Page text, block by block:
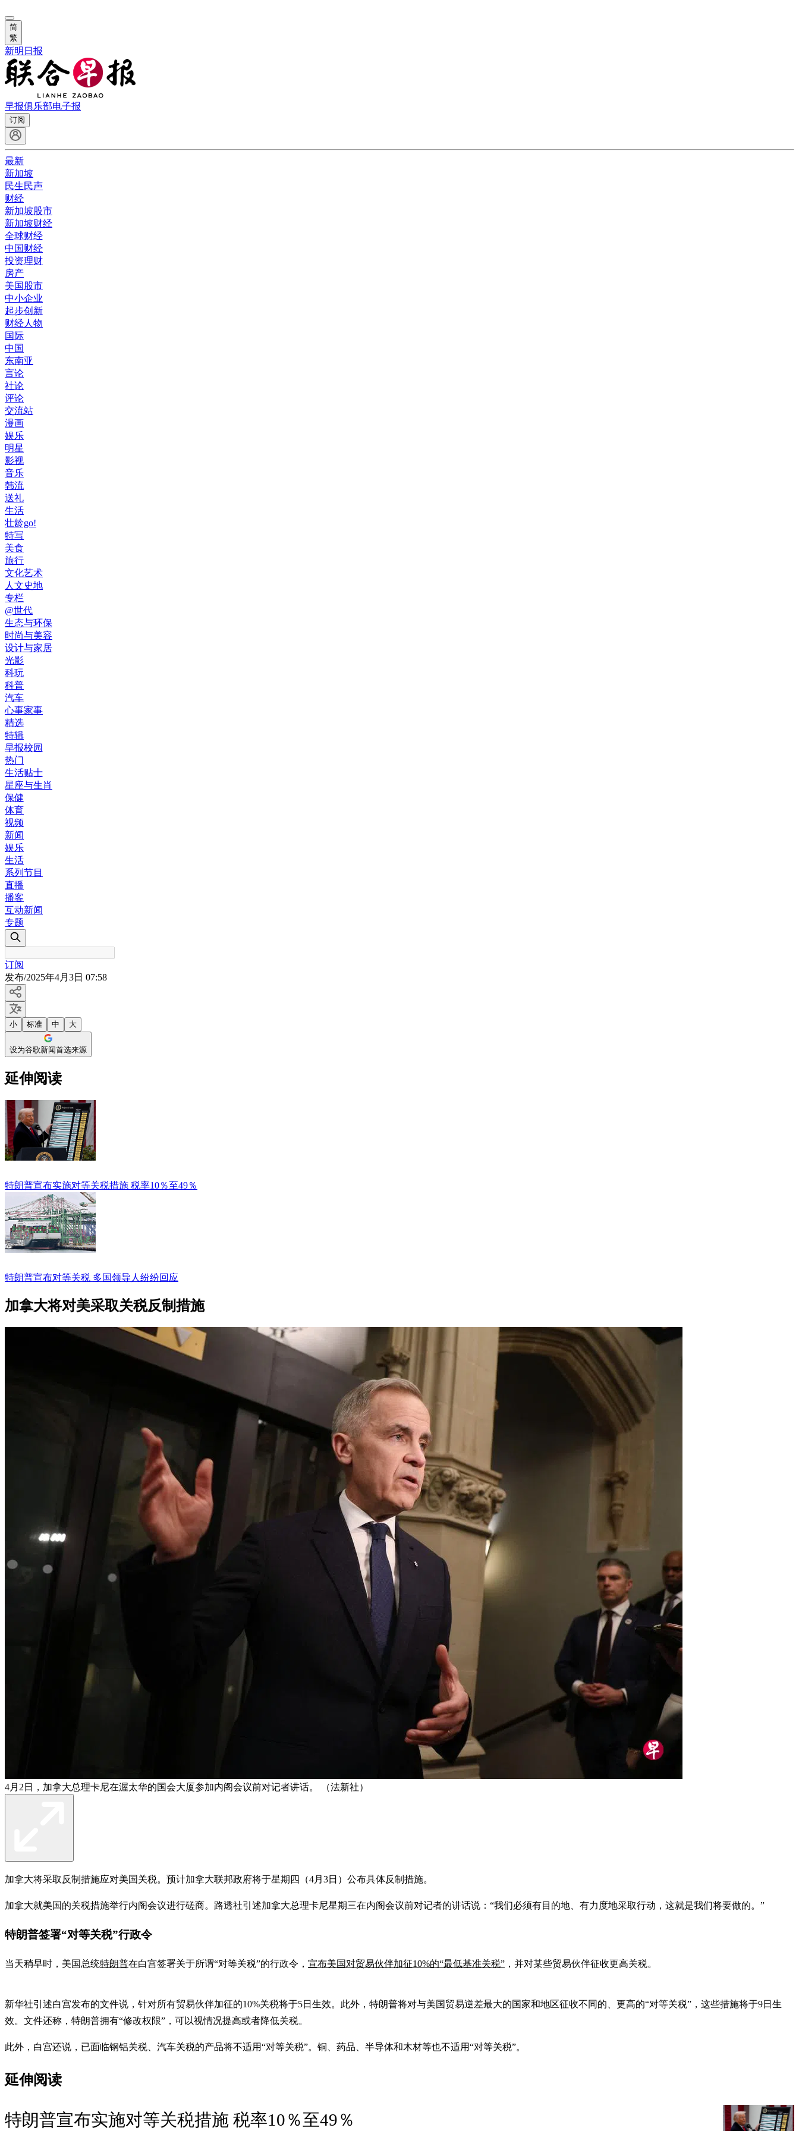
简
繁
新明日报
早报俱乐部电子报
订阅
最新
新加坡
民生民声
财经
新加坡股市
新加坡财经
全球财经
中国财经
投资理财
房产
美国股市
中小企业
起步创新
财经人物
国际
中国
东南亚
言论
社论
评论
交流站
漫画
娱乐
明星
影视
音乐
韩流
送礼
生活
壮龄go!
特写
美食
旅行
文化艺术
人文史地
专栏
@世代
生态与环保
时尚与美容
设计与家居
光影
科玩
科普
汽车
心事家事
精选
特辑
早报校园
热门
生活贴士
星座与生肖
保健
体育
视频
新闻
娱乐
生活
系列节目
直播
播客
互动新闻
专题
订阅
发布/2025年4月3日 07:58
小 标准 中 大
设为谷歌新闻首选来源
延伸阅读
特朗普宣布实施对等关税措施 税率10％至49％
特朗普宣布对等关税 多国领导人纷纷回应
加拿大将对美采取关税反制措施
4月2日，加拿大总理卡尼在渥太华的国会大厦参加内阁会议前对记者讲话。 （法新社）
加拿大将采取反制措施应对美国关税。预计加拿大联邦政府将于星期四（4月3日）公布具体反制措施。
加拿大就美国的关税措施举行内阁会议进行磋商。路透社引述加拿大总理卡尼星期三在内阁会议前对记者的讲话说：“我们必须有目的地、有力度地采取行动，这就是我们将要做的。”
特朗普签署“对等关税”行政令
当天稍早时，美国总统特朗普在白宫签署关于所谓“对等关税”的行政令， 宣布美国对贸易伙伴加征10%的“最低基准关税” ，并对某些贸易伙伴征收更高关税。
新华社引述白宫发布的文件说，针对所有贸易伙伴加征的10%关税将于5日生效。此外，特朗普将对与美国贸易逆差最大的国家和地区征收不同的、更高的“对等关税”，这些措施将于9日生
效。文件还称，特朗普拥有“修改权限”，可以视情况提高或者降低关税。
此外，白宫还说，已面临钢铝关税、汽车关税的产品将不适用“对等关税”。铜、药品、半导体和木材等也不适用“对等关税”。
延伸阅读
特朗普宣布实施对等关税措施 税率10％至49％